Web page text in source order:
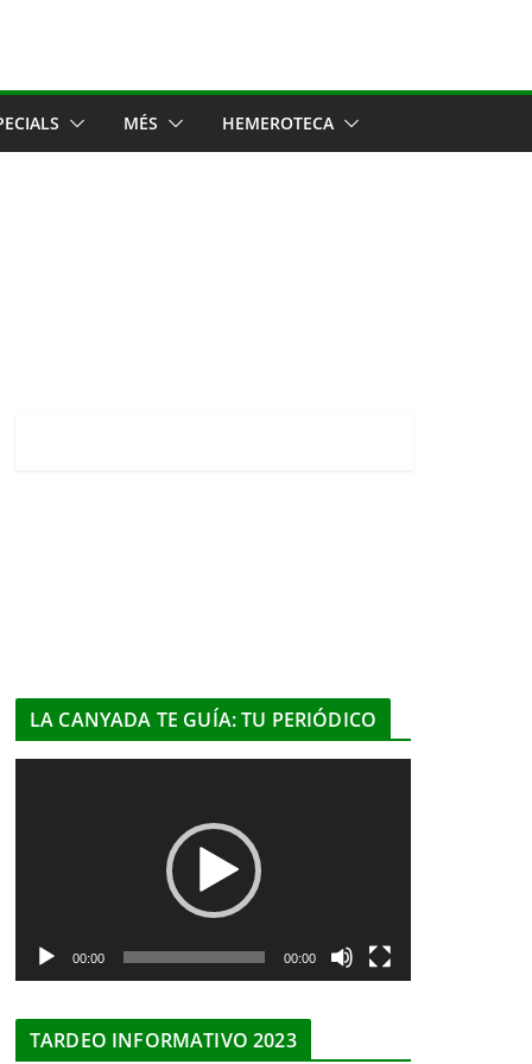
MÉS HEMEROTECA
LA CANYADA TE GUÍA: TU PERIÓDICO
c
00:00 00:00
TARDEO INFORMATIVO 2023